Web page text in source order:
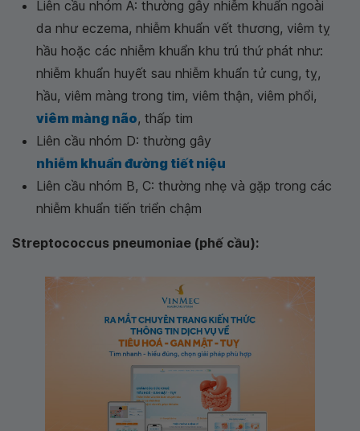
Liên cầu nhóm A: thường gây nhiễm khuẩn ngoài
da như eczema, nhiễm khuẩn vết thương, viêm tỵ
hầu hoặc các nhiễm khuẩn khu trú thứ phát như:
nhiễm khuẩn huyết sau nhiễm khuẩn tử cung, tỵ,
hầu, viêm màng trong tim, viêm thận, viêm phổi,
viêm màng não, thấp tim
Liên cầu nhóm D: thường gây
nhiễm khuẩn đường tiết niệu
Liên cầu nhóm B, C: thường nhẹ và gặp trong các
nhiễm khuẩn tiến triển chậm
Streptococcus pneumoniae (phế cầu):